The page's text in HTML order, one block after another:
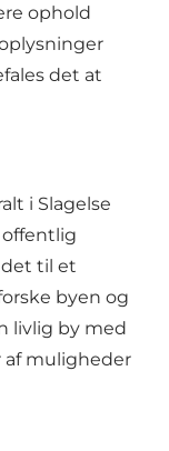
ophold
det at
i Slagelse
til et
byen og
livlig by med
af muligheder